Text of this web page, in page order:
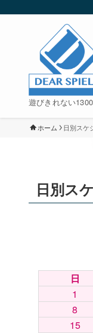
遊びきれない
ホーム 日別スケ
日別ス
日
1
8
15